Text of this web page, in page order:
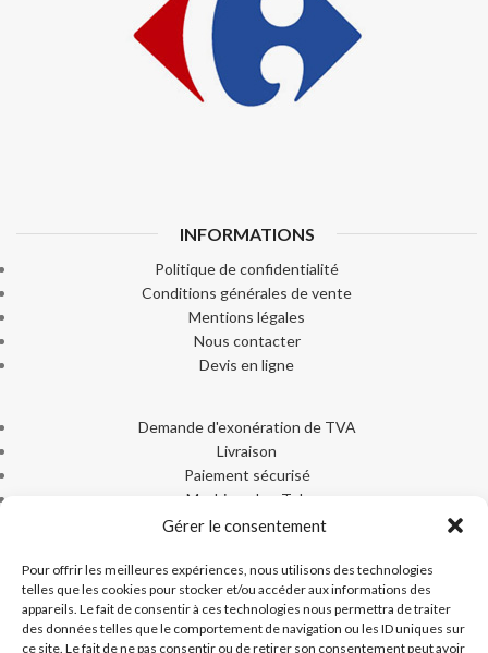
Gérer le consentement
Pour offrir les meilleures expériences, nous utilisons des technologies
telles que les cookies pour stocker et/ou accéder aux informations des
appareils. Le fait de consentir à ces technologies nous permettra de traiter
des données telles que le comportement de navigation ou les ID uniques sur
ce site. Le fait de ne pas consentir ou de retirer son consentement peut avoir
INFORMATIONS
Politique de confidentialité
Conditions générales de vente
Mentions légales
Nous contacter
Devis en ligne
Demande d'exonération de TVA
Livraison
Paiement sécurisé
Machines Ice-Tek
Documentation produits
ACHAT DEPUIS LES DOM-TOM